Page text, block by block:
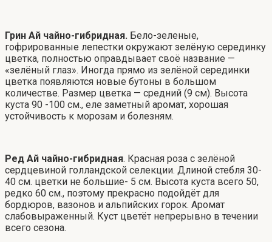
Грин Ай чайно-гибридная. Бело-зеленые,
гофрированные лепестки окружают зелёную серединку
цветка, полностью оправдывает своё название —
«зелёный глаз». Иногда прямо из зелёной серединки
цветка появляются новые бутоны в большом
количестве. Размер цветка — средний (9 см). Высота
куста 90 -100 см., еле заметный аромат, хорошая
устойчивость к морозам и болезням.
Ред Ай чайно-гибридная. Красная роза с зелёной
сердцевиной голландской селекции. Длиной стебля 30-
40 см. цветки не большие- 5 см. Высота куста всего 50,
редко 60 см., поэтому прекрасно подойдёт для
бордюров, вазонов и альпийских горок. Аромат
слабовыраженный. Куст цветёт непрерывно в течении
всего сезона.